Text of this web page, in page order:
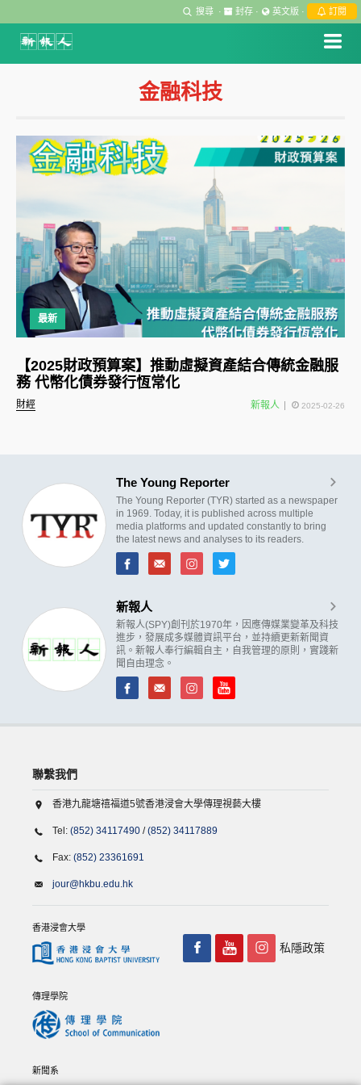
搜尋 · 封存 · 英文版 · 訂閱
金融科技
最新
財經
【2025財政預算案】推動虛擬資產結合傳統金融服
務 代幣化債券發行恆常化
新報人 2025-02-26
The Young Reporter
The Young Reporter (TYR) started as a newspaper
in 1969. Today, it is published across multiple
media platforms and updated constantly to bring
the latest news and analyses to its readers.
新報人
新報人(SPY)創刊於1970年，因應傳媒業變革及科技
進步，發展成多媒體資訊平台，並持續更新新聞資
訊。新報人奉行編輯自主，自我管理的原則，實踐新
聞自由理念。
聯繫我們
香港九龍塘禧福道5號香港浸會大學傳理視藝大樓
Tel: (852) 34117490 /(852) 34117889
Fax: (852) 23361691
jour@hkbu.edu.hk
香港浸會大學
傳理學院
新聞系
私隱政策